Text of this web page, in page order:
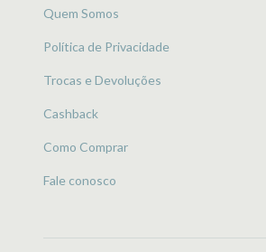
Quem Somos
Política de Privacidade
Trocas e Devoluções
Cashback
Como Comprar
Fale conosco